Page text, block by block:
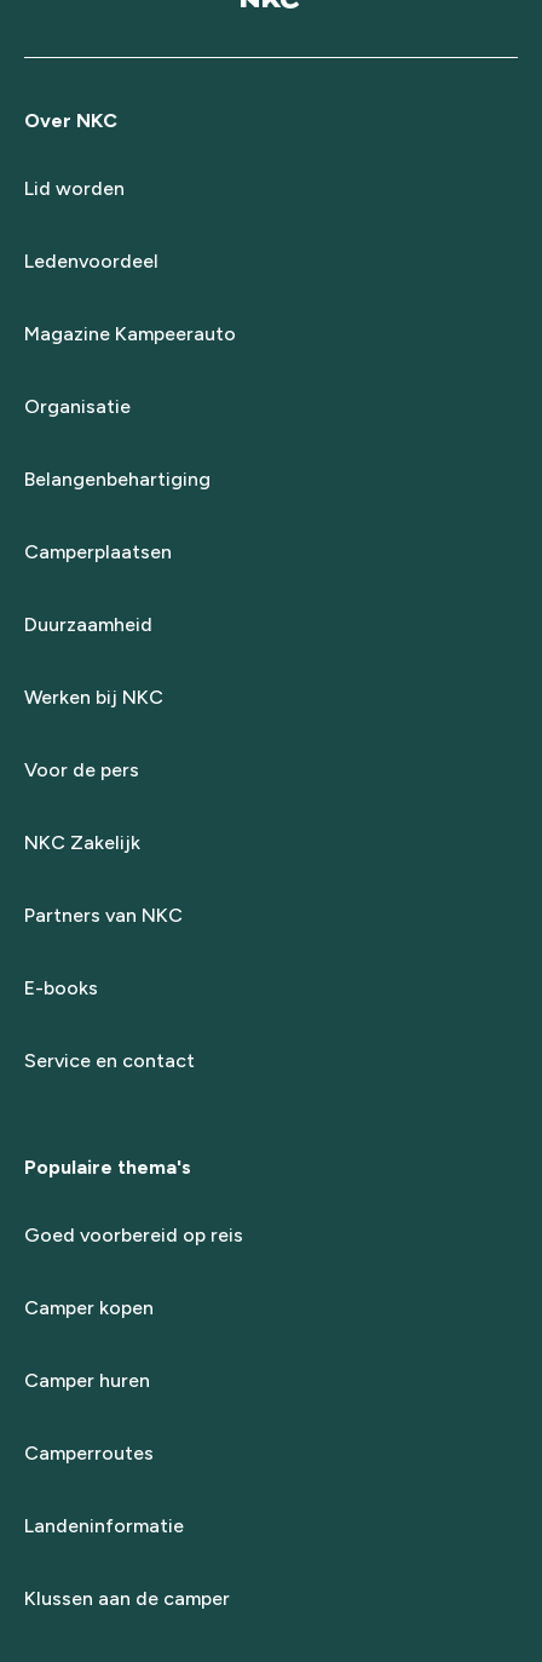
Over NKC
Lid worden
Ledenvoordeel
Magazine Kampeerauto
Organisatie
Belangenbehartiging
Camperplaatsen
Duurzaamheid
Werken bij NKC
Voor de pers
NKC Zakelijk
Partners van NKC
E-books
Service en contact
Populaire thema's
Goed voorbereid op reis
Camper kopen
Camper huren
Camperroutes
Landeninformatie
Klussen aan de camper